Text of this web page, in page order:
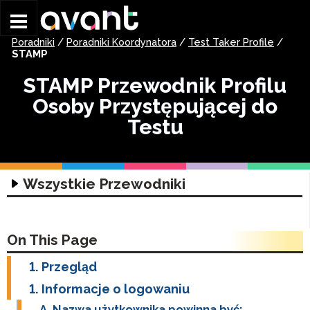
Poradniki / Poradniki Koordynatora / Test Taker Profile /
STAMP
STAMP Przewodnik Profilu
Osoby Przystępującej do
Testu
Wszystkie Przewodniki
Przewodnik Technologii Oceny
Przewodnik po zestawach słuchawkowych
Poradnik Pisania Wejścia
Poradnik Pisania Wejścia
Poradniki Koordynatora
Poradniki Rozpoczynania …
STAMP WS Pierwsze kroki
STAMP Przewodnik po tworzeniu grup w
systemie Roster
On This Page
Przegląd
Informacje o logowaniu